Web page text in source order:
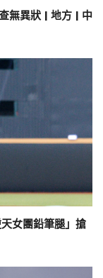
無異狀 | 地方 | 中
女團鉛筆腿」搶